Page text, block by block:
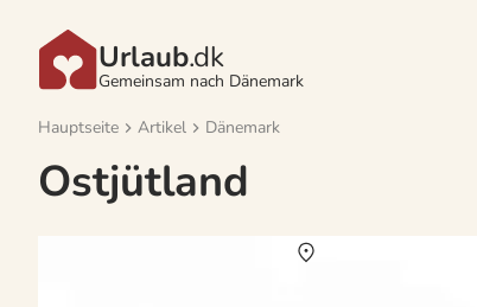
Urlaub.dk
Gemeinsam nach Dänemark
Hauptseite Artikel Dänemark
Ostjütland
Vermietung von Ferienhäuser Skäring Strand